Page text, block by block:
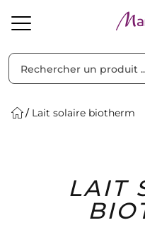
Solaire Homme
Lait solaire biotherm
LAIT